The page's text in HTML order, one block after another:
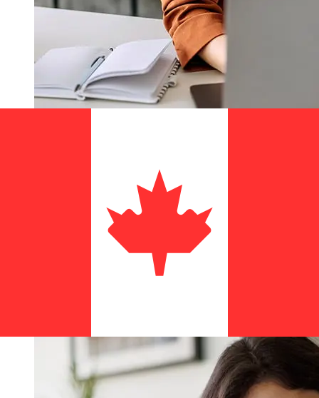
ユーロ加盟国年からカナダまでのActivoBank国際送金の配
達時間は、支払い方法や取引時期によって異なります。通
常、国際銀行振込は1営業日から5営業日かかります。銀行の
祝日やセキュリティチェックなどの要因も配達に影響を与え
ることがあります。遅延を避けるために Banco